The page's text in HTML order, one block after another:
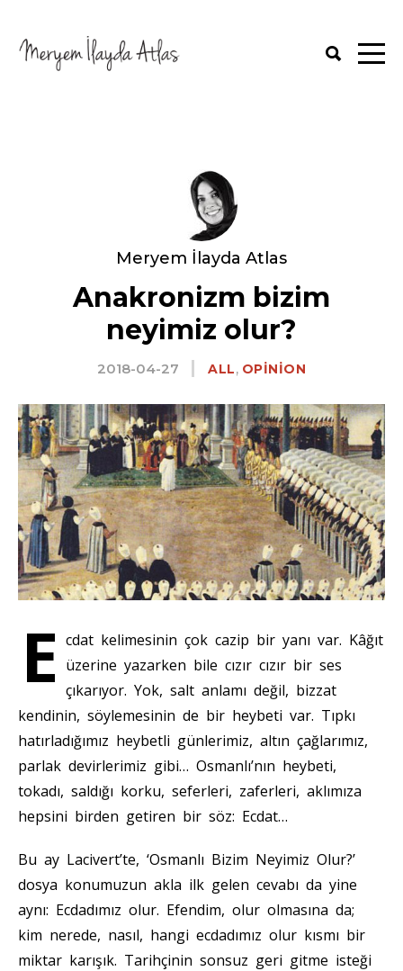
Meryem İlayda Atlas
Anakronizm bizim
neyimiz olur?
2018-04-27 ALL, OPINION
E cdat kelimesinin çok cazip bir yanı var. Kâğıt
üzerine yazarken bile cızır cızır bir ses
çıkarıyor. Yok, salt anlamı değil, bizzat
kendinin, söylemesinin de bir heybeti var. Tıpkı
hatırladığımız heybetli günlerimiz, altın çağlarımız,
parlak devirlerimiz gibi… Osmanlı’nın heybeti,
tokadı, saldığı korku, seferleri, zaferleri, aklımıza
hepsini birden getiren bir söz: Ecdat…
Bu ay Lacivert’te, ‘Osmanlı Bizim Neyimiz Olur?’
dosya konumuzun akla ilk gelen cevabı da yine
aynı: Ecdadımız olur. Efendim, olur olmasına da;
kim nerede, nasıl, hangi ecdadımız olur kısmı bir
miktar karışık. Tarihçinin sonsuz geri gitme isteği